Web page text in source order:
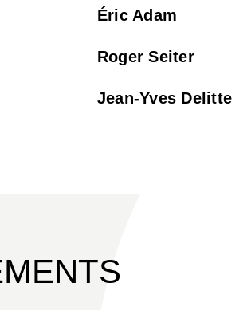
Éric Adam
Roger Seiter
Jean-Yves Delitte